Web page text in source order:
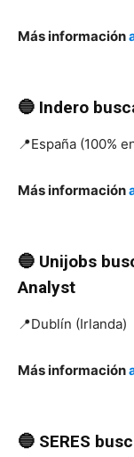
Más información
🔵 Indero
📍España (100%
Más información
🔵 Unijobs
Analyst
📍Dublín (Irlanda)
Más información
🔵 SERES